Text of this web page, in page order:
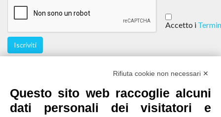
Accetto i
Iscriviti
Rifiuta cookie non necessari ✕
Questo sito web raccoglie alcuni
dati personali dei visitatori e